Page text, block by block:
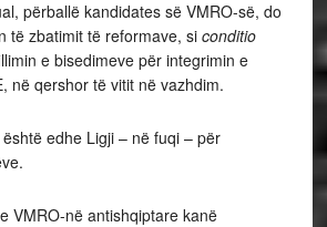
përballë kandidates së VMRO-së, do
të zbatimit të reformave, si conditio
e bisedimeve për integrimin e
në qershor të vitit në vazhdim.
edhe Ligji – në fuqi – për
VMRO-në antishqiptare kanë